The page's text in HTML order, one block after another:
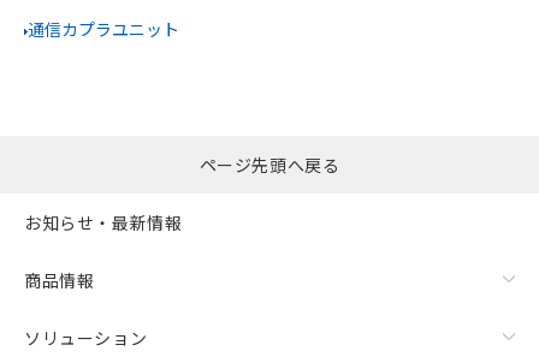
通信カプラユニット
ページ先頭へ戻る
お知らせ・最新情報
商品情報
ソリューション